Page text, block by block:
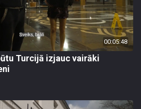
00:05:48
Turcijā izjauc vairāki